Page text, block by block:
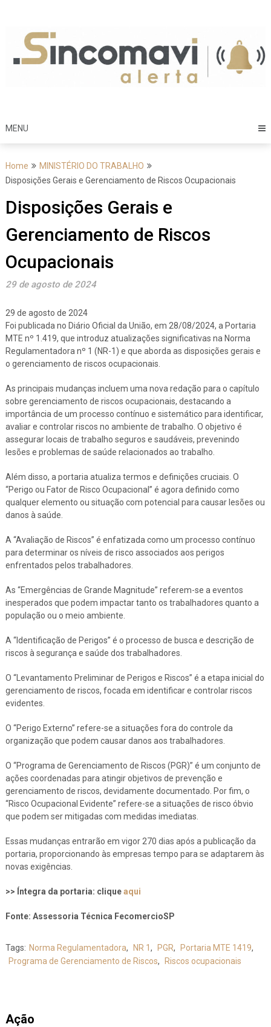
content
MENU
Home
MINISTÉRIO DO TRABALHO
Disposições Gerais e Gerenciamento de Riscos Ocupacionais
Disposições Gerais e
Gerenciamento de Riscos
Ocupacionais
29 de agosto de 2024
29 de agosto de 2024
Foi publicada no Diário Oficial da União, em 28/08/2024, a Portaria
MTE nº 1.419, que introduz atualizações significativas na Norma
Regulamentadora nº 1 (NR-1) e que aborda as disposições gerais e
o gerenciamento de riscos ocupacionais.
As principais mudanças incluem uma nova redação para o capítulo
sobre gerenciamento de riscos ocupacionais, destacando a
importância de um processo contínuo e sistemático para identificar,
avaliar e controlar riscos no ambiente de trabalho. O objetivo é
assegurar locais de trabalho seguros e saudáveis, prevenindo
lesões e problemas de saúde relacionados ao trabalho.
Além disso, a portaria atualiza termos e definições cruciais. O
“Perigo ou Fator de Risco Ocupacional” é agora definido como
qualquer elemento ou situação com potencial para causar lesões ou
danos à saúde.
A “Avaliação de Riscos” é enfatizada como um processo contínuo
para determinar os níveis de risco associados aos perigos
enfrentados pelos trabalhadores.
As “Emergências de Grande Magnitude” referem-se a eventos
inesperados que podem impactar tanto os trabalhadores quanto a
população ou o meio ambiente.
A “Identificação de Perigos” é o processo de busca e descrição de
riscos à segurança e saúde dos trabalhadores.
O “Levantamento Preliminar de Perigos e Riscos” é a etapa inicial do
gerenciamento de riscos, focada em identificar e controlar riscos
evidentes.
O “Perigo Externo” refere-se a situações fora do controle da
organização que podem causar danos aos trabalhadores.
O “Programa de Gerenciamento de Riscos (PGR)” é um conjunto de
ações coordenadas para atingir objetivos de prevenção e
gerenciamento de riscos, devidamente documentado. Por fim, o
“Risco Ocupacional Evidente” refere-se a situações de risco óbvio
que podem ser mitigadas com medidas imediatas.
Essas mudanças entrarão em vigor 270 dias após a publicação da
portaria, proporcionando às empresas tempo para se adaptarem às
novas exigências.
>> Íntegra da portaria: cliqueaqui
Fonte: Assessoria Técnica FecomercioSP
Tags: Norma Regulamentadora, NR 1 , PGR, Portaria MTE 1419,
Programa de Gerenciamento de Riscos, Riscos ocupacionais
Ação